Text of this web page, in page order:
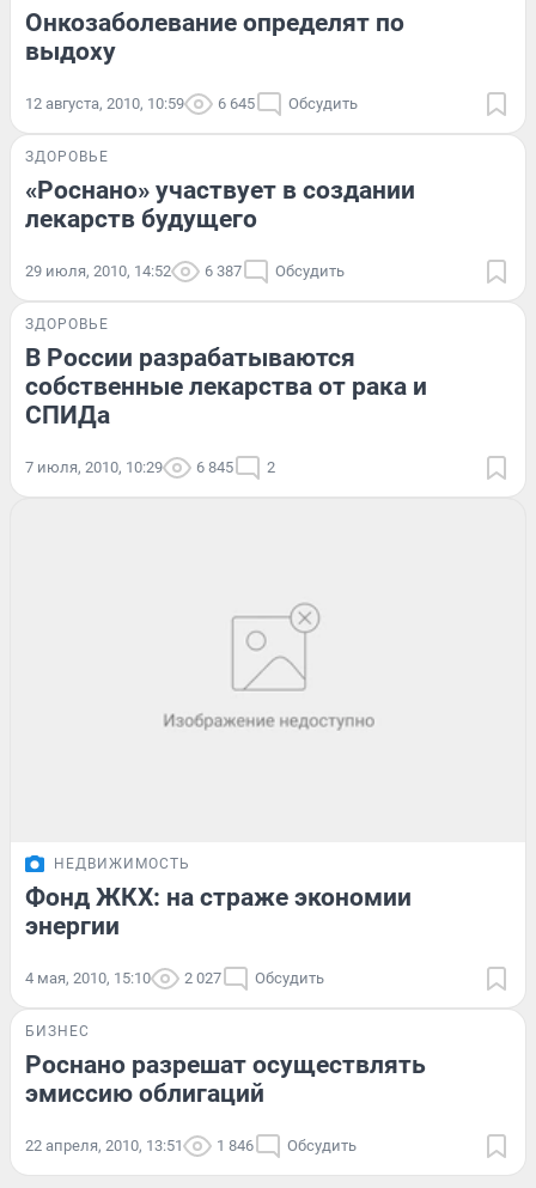
Онкозаболевание определят по
выдоху
12 августа, 2010, 10:59 6 645 Обсудить
ЗДОРОВЬЕ
«Роснано» участвует в создании
лекарств будущего
29 июля, 2010, 14:52 6 387 Обсудить
ЗДОРОВЬЕ
В России разрабатываются
собственные лекарства от рака и
СПИДа
7 июля, 2010, 10:29 6 845 2
НЕДВИЖИМОСТЬ
Фонд ЖКХ: на страже экономии
энергии
4 мая, 2010, 15:10 2 027 Обсудить
БИЗНЕС
Роснано разрешат осуществлять
эмиссию облигаций
22 апреля, 2010, 13:51 1 846 Обсудить